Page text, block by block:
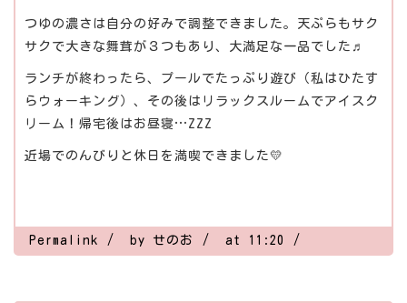
つゆの濃さは自分の好みで調整できました。天ぷらもサク
サクで大きな舞茸が３つもあり、大満足な一品でした♬
ランチが終わったら、プールでたっぷり遊び（私はひたす
らウォーキング）、その後はリラックスルームでアイスク
リーム！帰宅後はお昼寝…ZZZ
近場でのんびりと休日を満喫できました💛
Permalink by せのお at 11:20